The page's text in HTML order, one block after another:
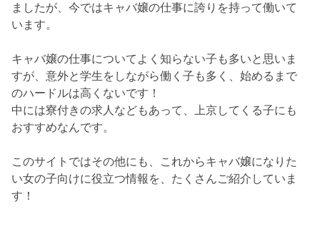
ましたが、今ではキャバ嬢の仕事に誇りを持って働いて
います。
キャバ嬢の仕事についてよく知らない子も多いと思いま
すが、意外と学生をしながら働く子も多く、始めるまで
のハードルは高くないです！
中には寮付きの求人などもあって、上京してくる子にも
おすすめなんです。
このサイトではその他にも、これからキャバ嬢になりた
い女の子向けに役立つ情報を、たくさんご紹介していま
す！